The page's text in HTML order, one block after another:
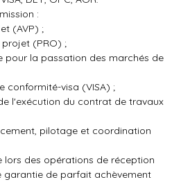
:
(AVP) ;
projet (PRO) ;
pour la passation des marchés de
conformité-visa (VISA) ;
l'exécution du contrat de travaux
pilotage et coordination
lors des opérations de réception
garantie de parfait achèvement